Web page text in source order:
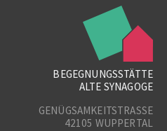
BEGEGNUNGSSTÄTTE
ALTE SYNAGOGE
GENÜGSAMKEITSTRASSE
42105 WUPPERTAL